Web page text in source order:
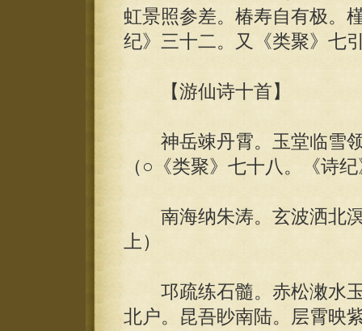
虹景照参差。椿寿自有极。
纪》三十二。又《类聚》七
【游仙诗十首】
神岳竦丹霄。玉堂临雪领
（○《类聚》七十八。《诗
南海纳朱涛。玄波洒北溟
上）
邛疏练石髓。赤松潄水玉
北户。昆吾眇南陆。层霄映